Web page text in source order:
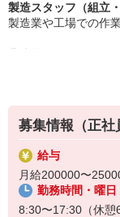
長く働きたい――
製造業で正社員と
製造スタッフ（組立
製造業や工場での作
製品に不備がないか
複雑な作業や力仕事
未経験の方もすぐに
※当社（株）テクノ
業所へ派遣となりま
募集情報（正社
給与
月給200000〜
勤務時間・曜日
8:30〜17:30（休憩